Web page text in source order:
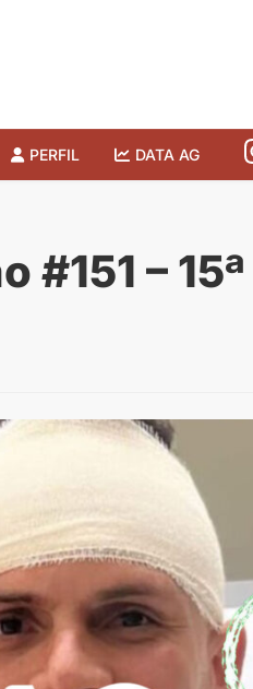
PERFIL DATA AG
#151 –